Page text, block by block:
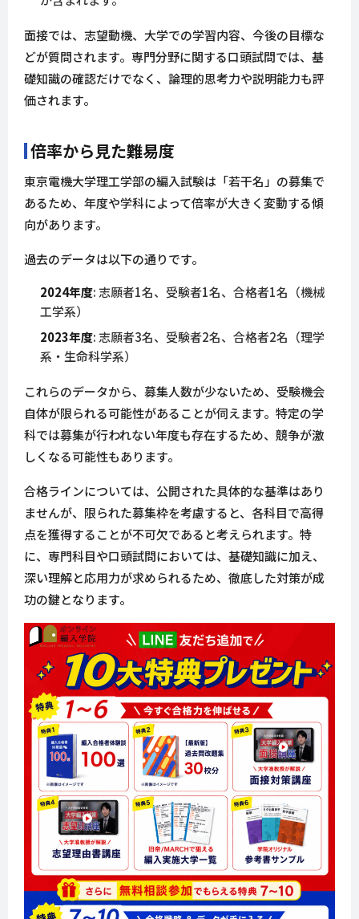
面接では、志望動機、大学での学習内容、今後の目標な
どが質問されます。専門分野に関する口頭試問では、基
礎知識の確認だけでなく、論理的思考力や説明能力も評
価されます。
倍率から見た難易度
東京電機大学理工学部の編入試験は「若干名」の募集で
あるため、年度や学科によって倍率が大きく変動する傾
向があります。
過去のデータは以下の通りです。
2024年度: 志願者1名、受験者1名、合格者1名（機械
工学系）
2023年度: 志願者3名、受験者2名、合格者2名（理学
系・生命科学系）
これらのデータから、募集人数が少ないため、受験機会
自体が限られる可能性があることが伺えます。特定の学
科では募集が行われない年度も存在するため、競争が激
しくなる可能性もあります。
合格ラインについては、公開された具体的な基準はあり
ませんが、限られた募集枠を考慮すると、各科目で高得
点を獲得することが不可欠であると考えられます。特
に、専門科目や口頭試問においては、基礎知識に加え、
深い理解と応用力が求められるため、徹底した対策が成
功の鍵となります。